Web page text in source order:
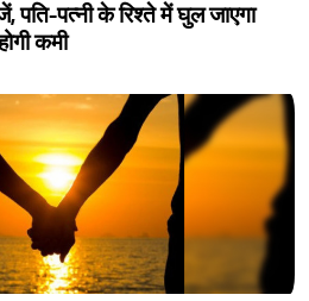
पत्नी के रिश्ते में घुल जाएगा
कमी